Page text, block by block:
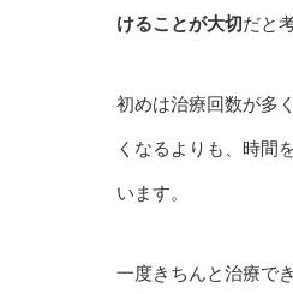
けることが大切だと
初めは治療回数が多
くなるよりも、時間
います。
一度きちんと治療で